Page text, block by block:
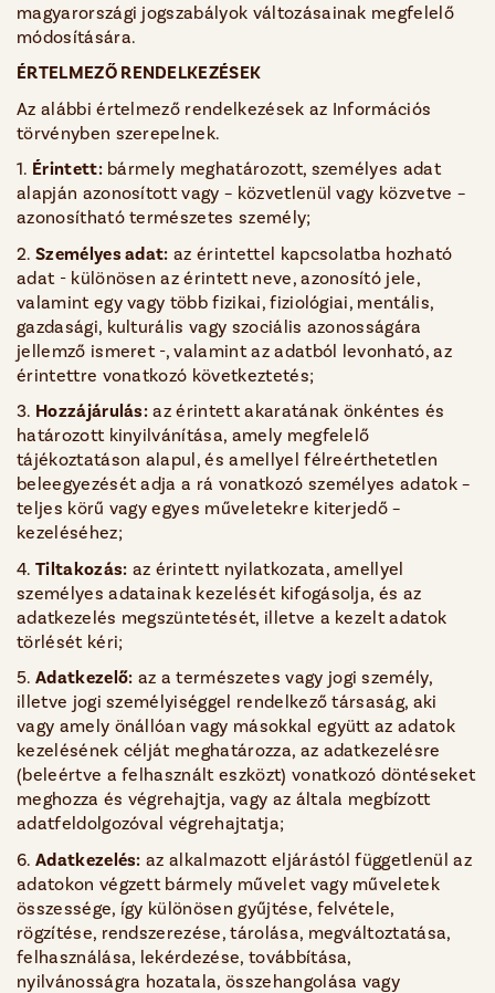
magyarországi jogszabályok változásainak megfelelő
módosítására.
ÉRTELMEZŐRENDELKEZÉSEK
Az alábbi értelmező rendelkezések az Információs
törvényben szerepelnek.
1. Érintett:bármely meghatározott, személyes adat
alapján azonosított vagy – közvetlenül vagy közvetve –
azonosítható természetes személy;
2. Személyes adat: az érintettel kapcsolatba hozható
adat - különösen az érintett neve, azonosító jele,
valamint egy vagy több fizikai, fiziológiai, mentális,
gazdasági, kulturális vagy szociális azonosságára
jellemző ismeret -, valamint az adatból levonható, az
érintettre vonatkozó következtetés;
3. Hozzájárulás: az érintett akaratának önkéntes és
határozott kinyilvánítása, amely megfelelő
tájékoztatáson alapul, és amellyel félreérthetetlen
beleegyezését adja a rá vonatkozó személyes adatok –
teljes körű vagy egyes műveletekre kiterjedő –
kezeléséhez;
4. Tiltakozás: az érintett nyilatkozata, amellyel
személyes adatainak kezelését kifogásolja, és az
adatkezelés megszüntetését, illetve a kezelt adatok
törlését kéri;
5. Adatkezelő: az a természetes vagy jogi személy,
illetve jogi személyiséggel rendelkező társaság, aki
vagy amely önállóan vagy másokkal együtt az adatok
kezelésének célját meghatározza, az adatkezelésre
(beleértve a felhasznált eszközt) vonatkozó döntéseket
meghozza és végrehajtja, vagy az általa megbízott
adatfeldolgozóval végrehajtatja;
6. Adatkezelés: az alkalmazott eljárástól függetlenül az
adatokon végzett bármely művelet vagy műveletek
összessége, így különösen gyűjtése, felvétele,
rögzítése, rendszerezése, tárolása, megváltoztatása,
felhasználása, lekérdezése, továbbítása,
nyilvánosságra hozatala, összehangolása vagy